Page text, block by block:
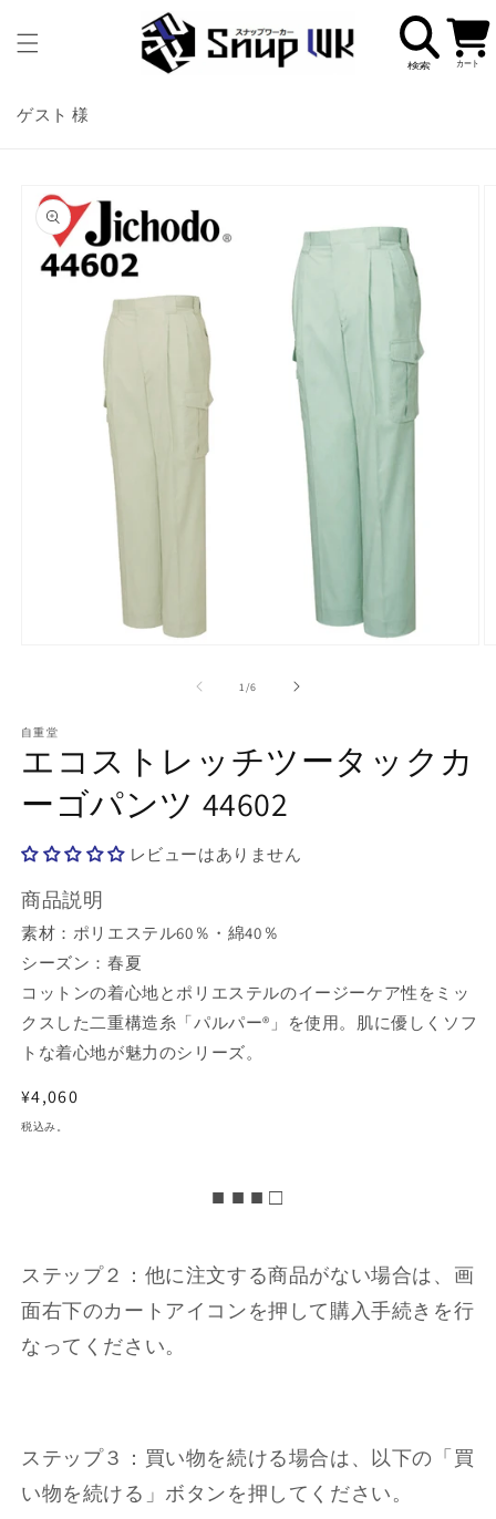
進む
ー
ト
ゲスト 様
報にス
キップ
で
メ
デ
を
く
1/の
6
自重堂
エコストレッチツータックカ
ーゴパンツ 44602
レビューはありません
商品説明
素材：ポリエステル60％・綿40％
シーズン：春夏
コットンの着心地とポリエステルのイージーケア性をミッ
クスした二重構造糸「パルパー®」を使用。肌に優しくソフ
トな着心地が魅力のシリーズ。
通
常
¥4,060
税込み。
■ ■ ■ □
ステップ２：他に注文する商品がない場合は、画
面右下のカートアイコンを押して購入手続きを行
なってください。
ステップ３：買い物を続ける場合は、以下の「買
い物を続ける」ボタンを押してください。